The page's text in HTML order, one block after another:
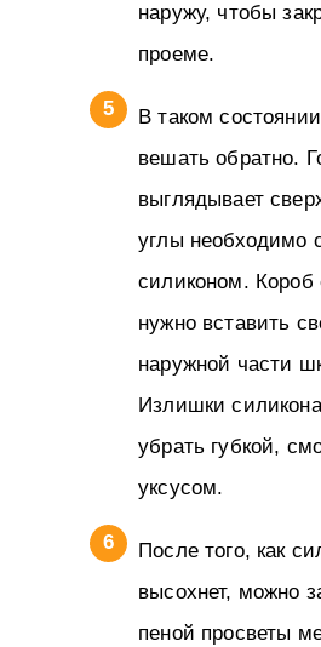
наружу, чтобы
проеме.
В таком
вешать обратно.
выглядывает
углы необходимо
силиконом. Короб
нужно вставить
наружной части
Излишки
убрать губкой,
уксусом.
После того, как
высохнет, можно
пеной просветы